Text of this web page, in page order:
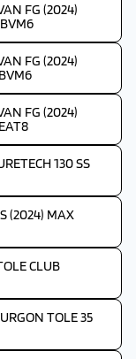
FG (2024)
FG (2024)
FG (2024)
130 SS
(2024) MAX
CLUB
TOLE 35